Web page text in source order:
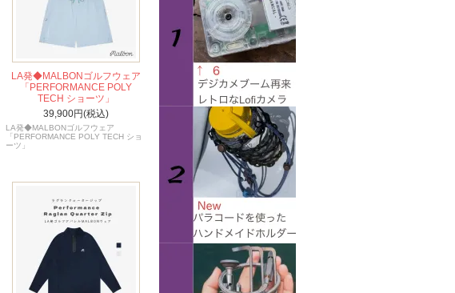
LA発◆MALBONゴルフウェア
「PERFORMANCE POLY
TECH ショーツ」
39,900円(税込)
LA発◆MALBONゴルフウェア
「PERFORMANCE POLY TECH ショ
ーツ」